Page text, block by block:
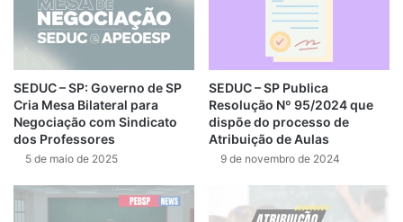
SEDUC – SP: Governo de SP
Cria Mesa Bilateral para
Negociação com Sindicato
dos Professores
5 de maio de 2025
SEDUC – SP Publica
Resolução Nº 95/2024 que
dispõe do processo de
Atribuição de Aulas
9 de novembro de 2024